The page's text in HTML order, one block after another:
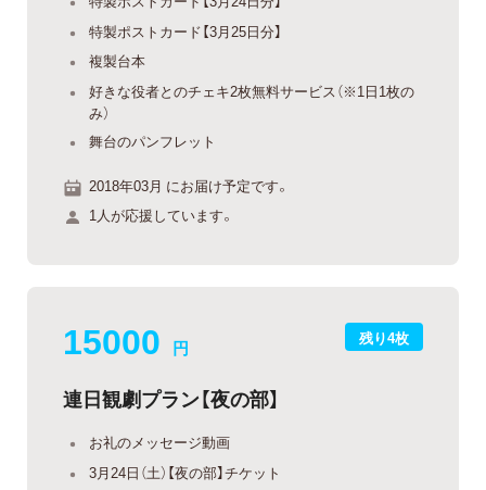
特製ポストカード【3月25日分】
複製台本
好きな役者とのチェキ2枚無料サービス（※1日1枚の
み）
舞台のパンフレット
2018年03月 にお届け予定です。
1人が応援しています。
残り4枚
15000 円
連日観劇プラン【夜の部】
お礼のメッセージ動画
3月24日（土）【夜の部】チケット